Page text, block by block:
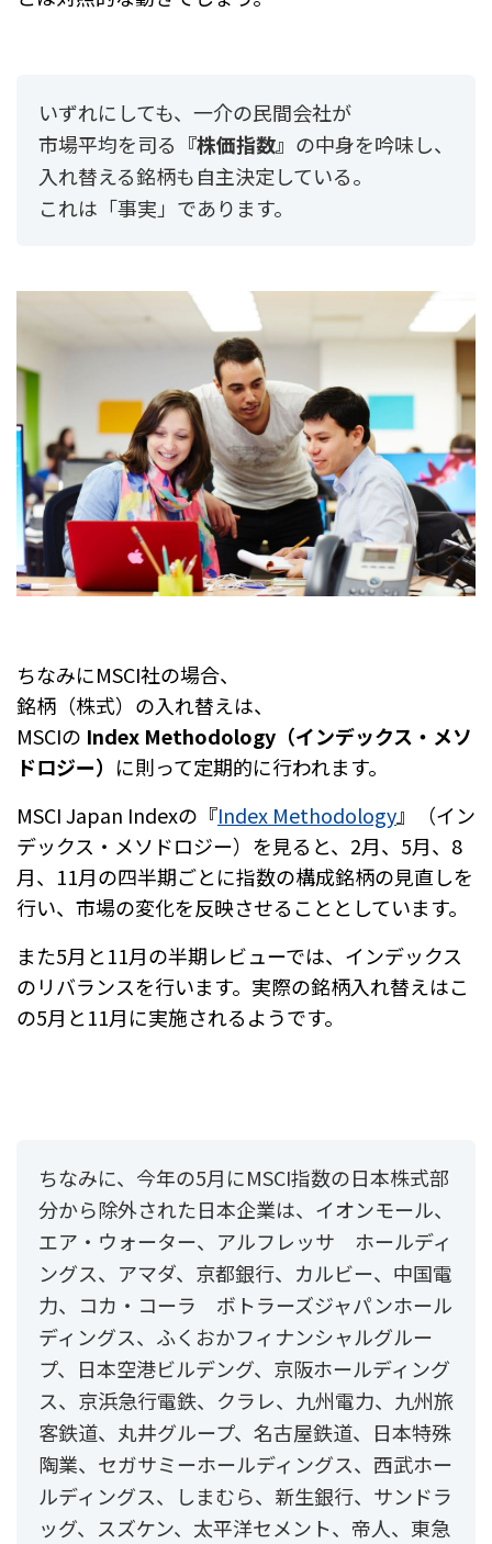
いずれにしても、一介の民間会社が
市場平均を司る 『株価指数』 の中身を吟味し、
入れ替える銘柄も自主決定している。
これは「事実」であります。
ちなみにMSCI社の場合、
銘柄（株式）の入れ替えは、
MSCIの Index Methodology（インデックス・メソ
ドロジー） に則って定期的に行われます。
MSCI Japan Indexの『Index Methodology』（イン
デックス・メソドロジー）を見ると、 2月、5月、8
月、11月の四半期ごとに指数の構成銘柄の見直しを
行い、市場の変化を反映させることとしています。
また5月と11月の半期レビューでは、インデックス
のリバランスを行います。実際の銘柄入れ替えはこ
の5月と11月に実施されるようです。
ちなみに、今年の5月にMSCI指数の日本株式部
分から除外された日本企業は、イオンモール、
エア・ウォーター、アルフレッサ ホールディ
ングス、アマダ、京都銀行、カルビー、中国電
力、コカ・コーラ ボトラーズジャパンホール
ディングス、ふくおかフィナンシャルグルー
プ、日本空港ビルデング、京阪ホールディング
ス、京浜急行電鉄、クラレ、九州電力、九州旅
客鉄道、丸井グループ、名古屋鉄道、日本特殊
陶業、セガサミーホールディングス、西武ホー
ルディングス、しまむら、新生銀行、サンドラ
ッグ、スズケン、太平洋セメント、帝人、東急